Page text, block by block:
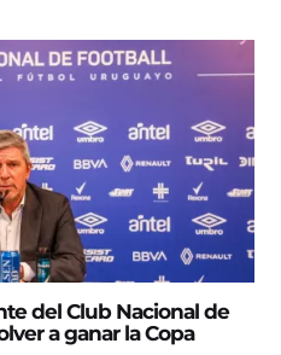
del Club Nacional de
a ganar la Copa